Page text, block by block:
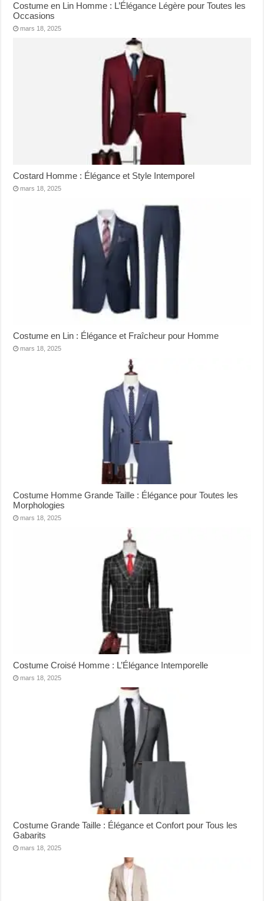
Costume en Lin Homme : L’Élégance Légère pour Toutes les
Occasions
mars 18, 2025
Costard Homme : Élégance et Style Intemporel
mars 18, 2025
Costume en Lin : Élégance et Fraîcheur pour Homme
mars 18, 2025
Costume Homme Grande Taille : Élégance pour Toutes les
Morphologies
mars 18, 2025
Costume Croisé Homme : L’Élégance Intemporelle
mars 18, 2025
Costume Grande Taille : Élégance et Confort pour Tous les
Gabarits
mars 18, 2025